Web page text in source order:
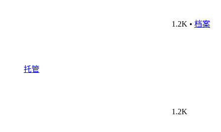
1.2K • 档案
托管
1.2K